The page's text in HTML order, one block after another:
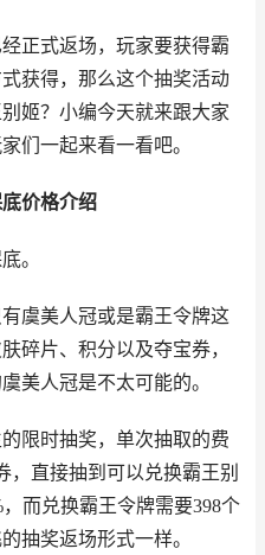
正式返场，玩家要获得霸
获得，那么这个抽奖活动
姬？小编今天就来跟大家
们一起来看一看吧。
价格介绍
。
虞美人冠或是霸王令牌这
碎片、积分以及夺宝券，
美人冠是不太可能的。
限时抽奖，单次抽取的费
，直接抽到可以兑换霸王别
而兑换霸王令牌需要398个
抽奖返场形式一样。